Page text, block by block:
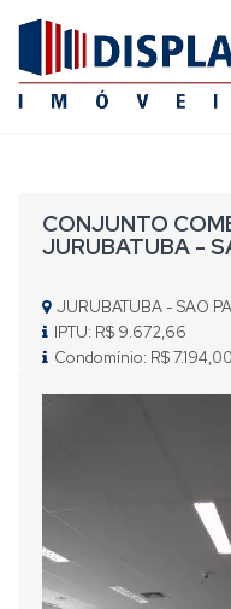
CONJUNTO
JURUBATUBA -
JURUBATUBA - SAO
IPTU: R$ 9.672,66
Condomínio: R$ 7.194,00